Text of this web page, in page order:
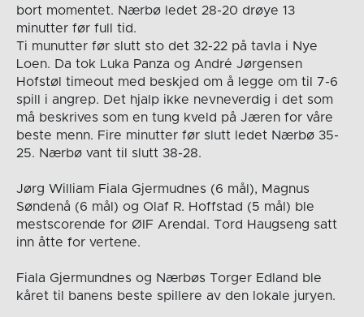
bort momentet. Nærbø ledet 28-20 drøye 13
minutter før full tid.
Ti munutter før slutt sto det 32-22 på tavla i Nye
Loen. Da tok Luka Panza og André Jørgensen
Hofstøl timeout med beskjed om å legge om til 7-6
spill i angrep. Det hjalp ikke nevneverdig i det som
må beskrives som en tung kveld på Jæren for våre
beste menn. Fire minutter før slutt ledet Nærbø 35-
25. Nærbø vant til slutt 38-28.
Jørg William Fiala Gjermudnes (6 mål), Magnus
Søndenå (6 mål) og Olaf R. Hoffstad (5 mål) ble
mestscorende for ØIF Arendal. Tord Haugseng satt
inn åtte for vertene.
Fiala Gjermundnes og Nærbøs Torger Edland ble
kåret til banens beste spillere av den lokale juryen.